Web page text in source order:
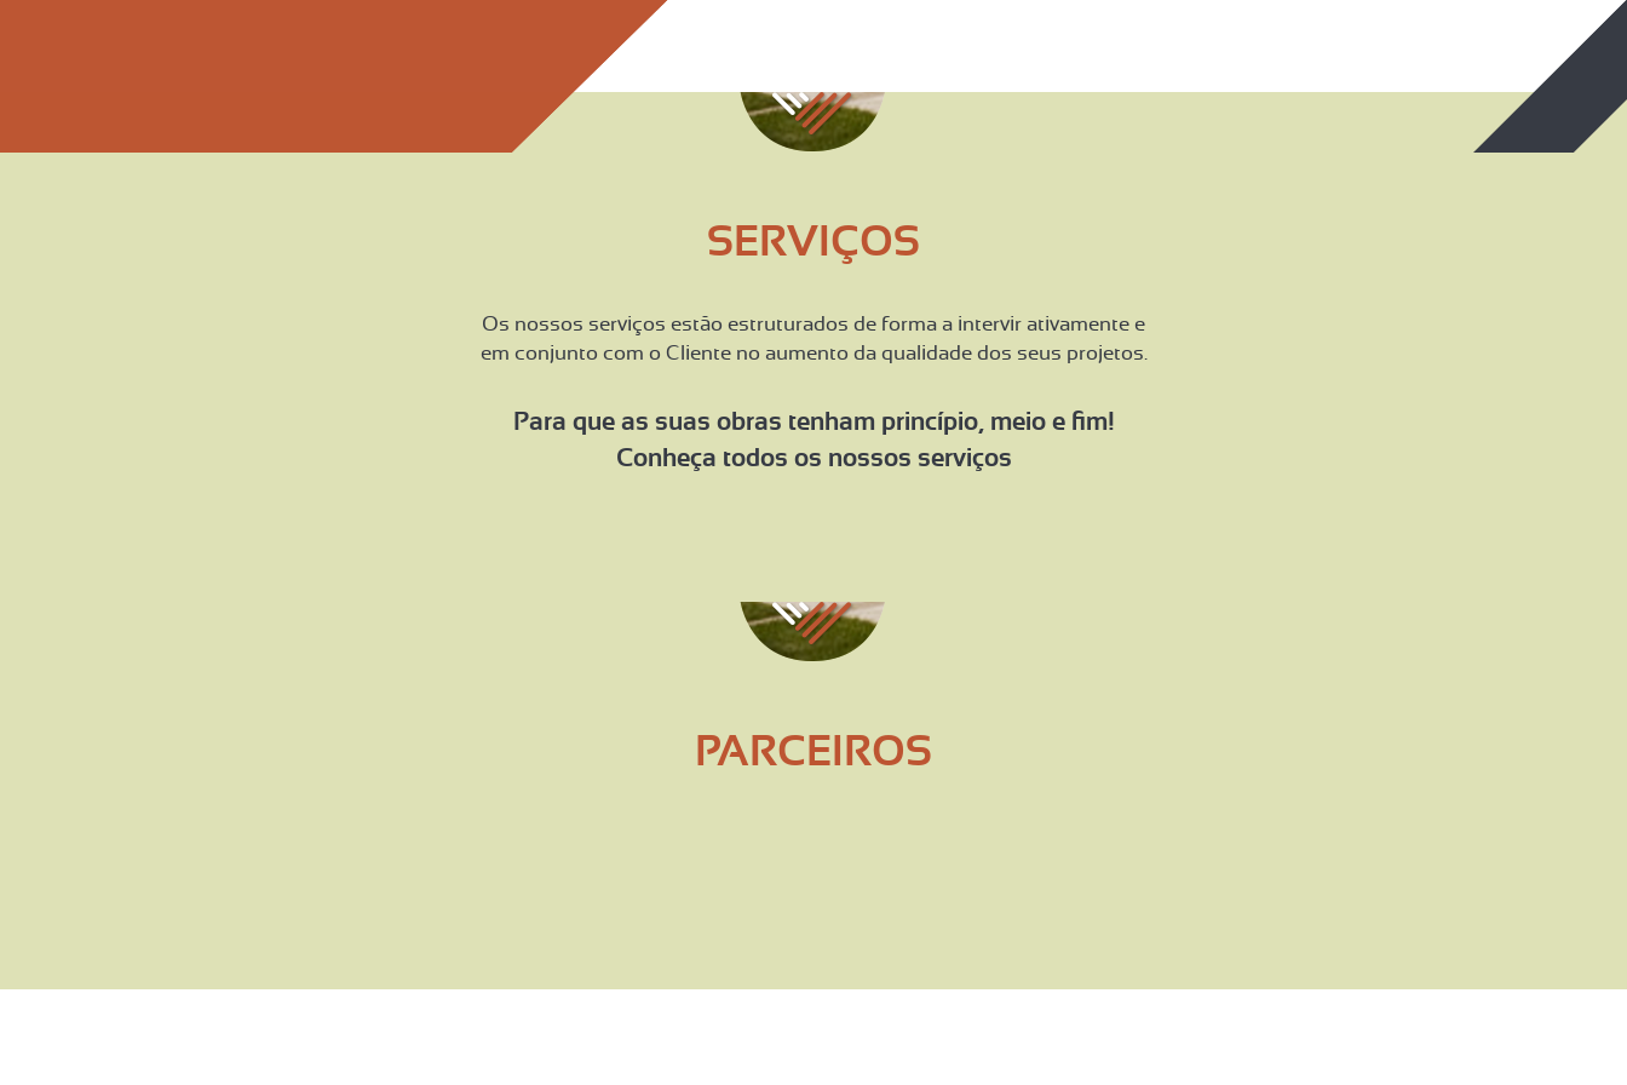
SERVIÇOS
Os nossos serviços estão estruturados de forma a intervir ativamente e
em conjunto com o Cliente no aumento da qualidade dos seus projetos.
Para que as suas obras tenham princípio, meio e fim!
Conheça todos os nossos serviços
SAIBA MAIS
PARCEIROS